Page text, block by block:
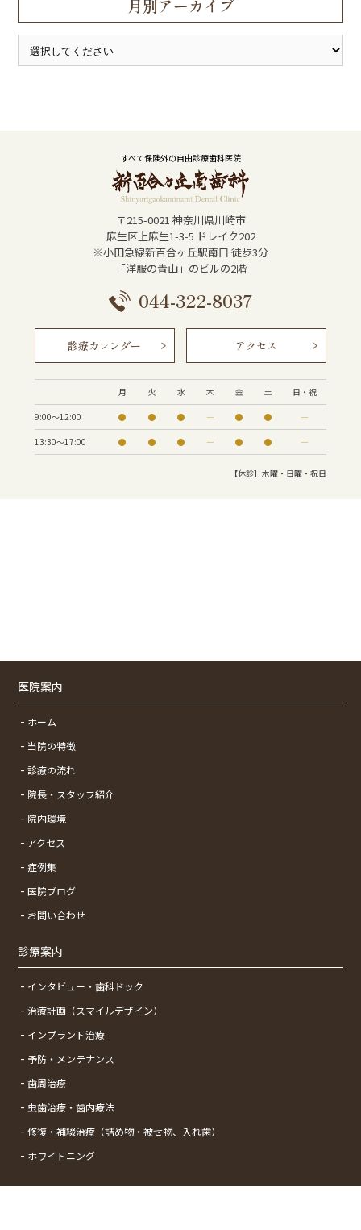
月別アーカイブ
すべて保険外の自由診療歯科医院
〒215-0021 神奈川県川崎市
麻生区上麻生1-3-5 ドレイク202
※小田急線新百合ヶ丘駅南口 徒歩3分
「洋服の青山」のビルの2階
044-322-8037
診療カレンダー アクセス
月 火 水 木 金 土 日・祝
9:00〜12:00 ● ● ● ― ● ● ―
13:30～17:00 ● ● ● ― ● ● ―
【休診】木曜・日曜・祝日
医院案内
ホーム
当院の特徴
診療の流れ
院長・スタッフ紹介
院内環境
アクセス
症例集
医院ブログ
お問い合わせ
診療案内
インタビュー・歯科ドック
治療計画（スマイルデザイン）
インプラント治療
予防・メンテナンス
歯周治療
虫歯治療・歯内療法
修復・補綴治療（詰め物・被せ物、入れ歯）
ホワイトニング